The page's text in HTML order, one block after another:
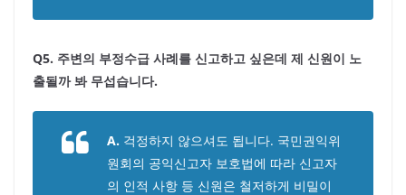
Q5. 주변의 부정수급 사례를 신고하고 싶은데 제 신원이 노
출될까 봐 무섭습니다.
A. 걱정하지 않으셔도 됩니다. 국민권익위
원회의 공익신고자 보호법에 따라 신고자
의 인적 사항 등 신원은 철저하게 비밀이